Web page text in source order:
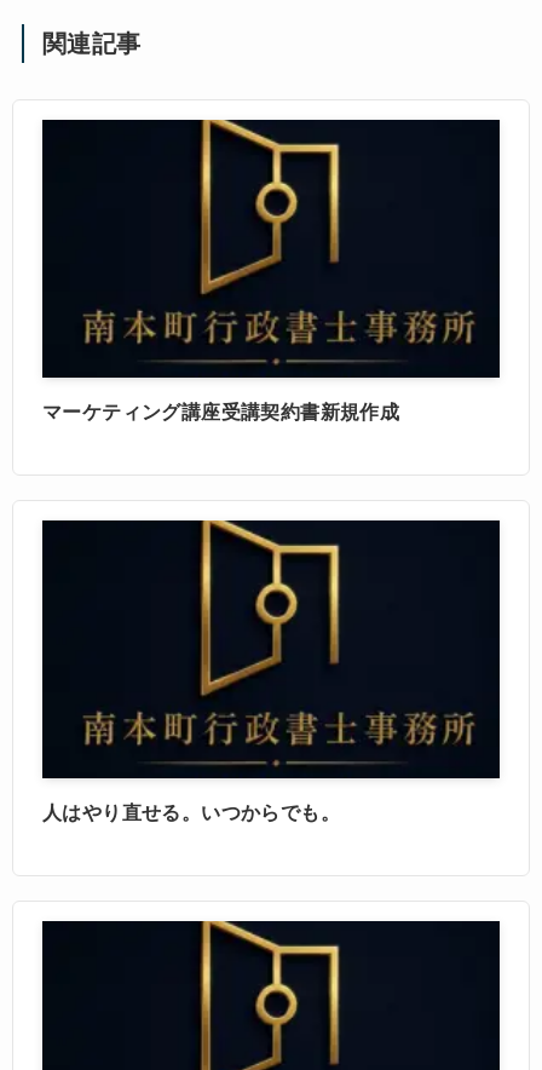
関連記事
マーケティング講座受講契約書新規作成
人はやり直せる。いつからでも。